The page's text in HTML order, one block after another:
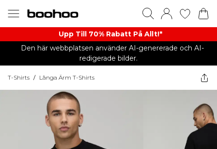
Upp Till 70% Rabatt På Allt!*
Den här webbplatsen använder AI-genererade och AI-
redigerade bilder.
T-Shirts / Långa Ärm T-Shirts